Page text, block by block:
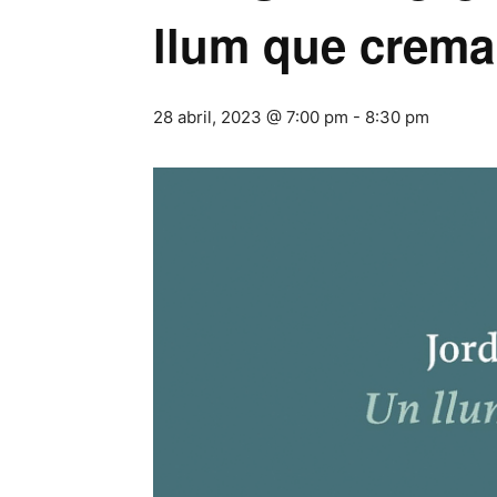
llum que
28 abril, 2023 @ 7:00 pm - 8:30 pm